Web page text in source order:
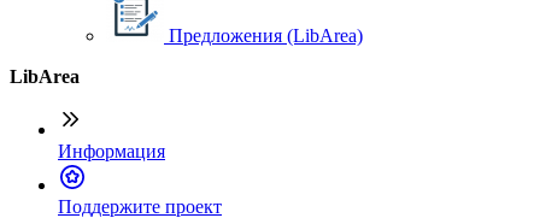
Предложения (LibArea)
LibArea
Информация
Поддержите проект